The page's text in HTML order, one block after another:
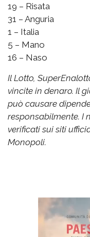
19 – Risata
31 – Anguria
1 – Italia
5 – Mano
16 – Naso
Il Lotto,
vincite in denaro. Il
può causare
responsabilmente. I
verificati sui siti
Monopoli.